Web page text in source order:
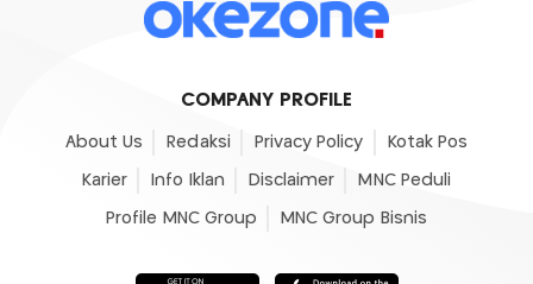
COMPANY PROFILE
About Us Redaksi Privacy Policy Kotak Pos
Karier Info Iklan Disclaimer MNC Peduli
Profile MNC Group MNC Group Bisnis